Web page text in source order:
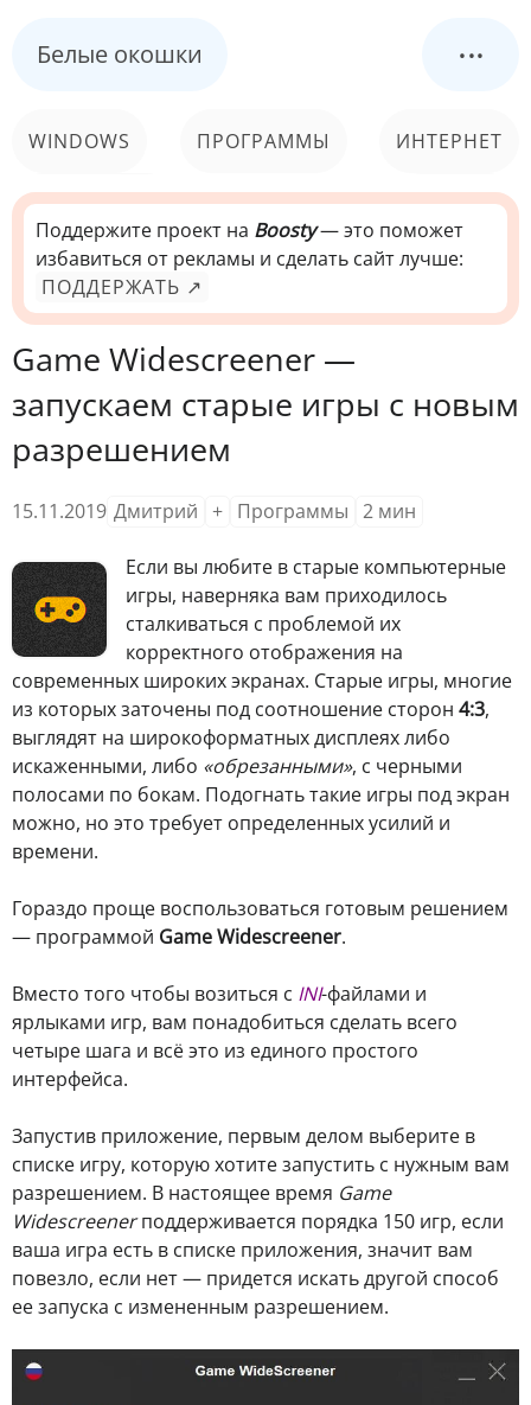
Белые окошки ...
WINDOWS ПРОГРАММЫ ИНТЕРНЕТ
КОМПЬЮТЕР
СИСТЕМА
Поддержите проект на Boosty— это поможет
избавиться от рекламы и сделать сайт лучше:
ПОДДЕРЖАТЬ ↗
Game Widescreener —
запускаем старые игры с новым
разрешением
15.11.2019 Дмитрий + Программы 2 мин
Если вы любите в старые компьютерные
игры, наверняка вам приходилось
сталкиваться с проблемой их
корректного отображения на
современных широких экранах. Старые игры, многие
из которых заточены под соотношение сторон 4:3,
выглядят на широкоформатных дисплеях либо
искаженными, либо «обрезанными», с черными
полосами по бокам. Подогнать такие игры под экран
можно, но это требует определенных усилий и
времени.
Гораздо проще воспользоваться готовым решением
— программой Game Widescreener.
Вместо того чтобы возиться с INI-файлами и
ярлыками игр, вам понадобиться сделать всего
четыре шага и всё это из единого простого
интерфейса.
Запустив приложение, первым делом выберите в
списке игру, которую хотите запустить с нужным вам
разрешением. В настоящее время Game
Widescreenerподдерживается порядка 150 игр, если
ваша игра есть в списке приложения, значит вам
повезло, если нет — придется искать другой способ
ее запуска с измененным разрешением.